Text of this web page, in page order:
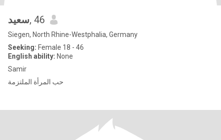
سعيد, 46
Siegen, North Rhine-Westphalia, Germany
Seeking: Female 18 - 46
English ability: None
Samir
‏حب المرأة الملتزمة